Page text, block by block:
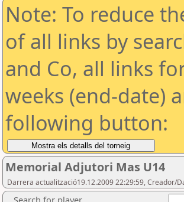
Note: To reduce
of all links by
and Co, all links
weeks (end-date)
following button:
Memorial Adjutori Mas U14
Darrera actualització19.12.2009 22:29:59, Creador/
Search for player